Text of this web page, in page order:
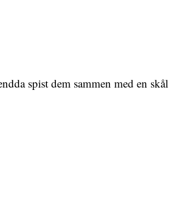
spist dem sammen med en skål